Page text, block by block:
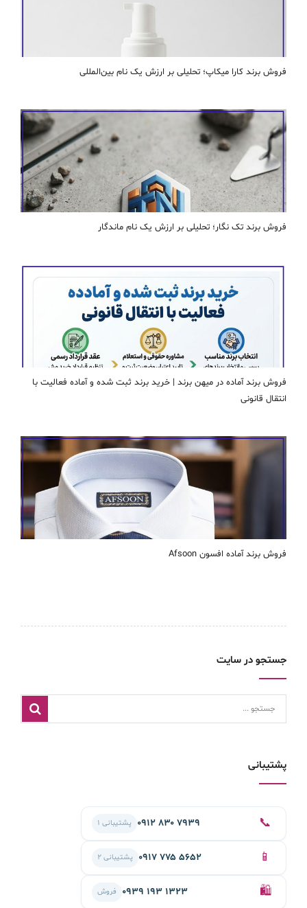
فروش برند کارا ميكاپ؛ تحلیلی بر ارزش یک نام بین‌المللی
فروش برند تک نگار؛ تحلیلی بر ارزش یک نام ماندگار
فروش برند آماده در میهن برند | خرید برند ثبت شده و آماده فعالیت با
انتقال قانونی
فروش برند آماده افسون Afsoon
جستجو در سایت
پشتیبانی
📞 ۰۹۱۲ ۸۳۰ ۷۹۳۹ پشتیبانی ۱
📱 ۰۹۱۷ ۷۷۵ ۵۶۵۲ پشتیبانی ۲
🛍️ ۰۹۳۹ ۱۹۳ ۱۳۲۳ فروش